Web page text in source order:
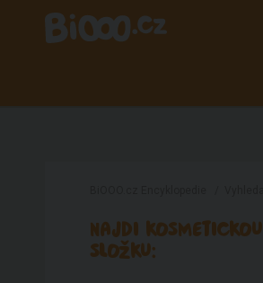
NAJDI KOSMETICKOU
SLOŽKU: